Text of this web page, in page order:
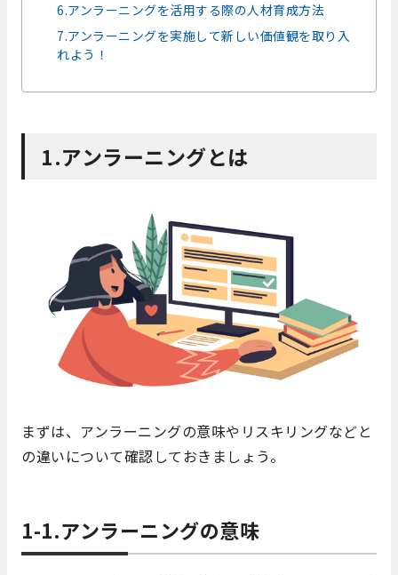
6.アンラーニングを活用する際の人材育成方法
7.アンラーニングを実施して新しい価値観を取り入
れよう！
1.アンラーニングとは
まずは、アンラーニングの意味やリスキリングなどと
の違いについて確認しておきましょう。
1-1.アンラーニングの意味